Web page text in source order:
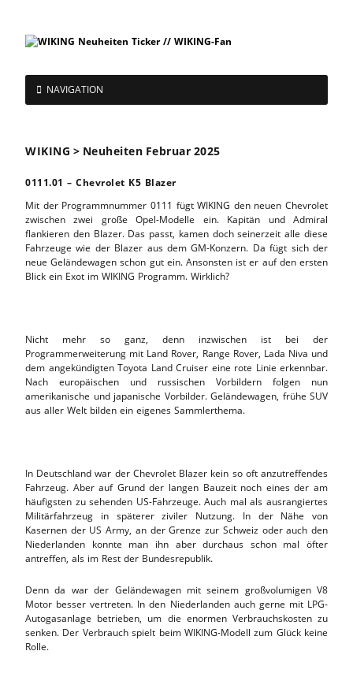
NAVIGATION
WIKING > Neuheiten Februar 2025
0111.01 – Chevrolet K5 Blazer
Mit der Programmnummer 0111 fügt WIKING den neuen Chevrolet
zwischen zwei große Opel-Modelle ein. Kapitän und Admiral
flankieren den Blazer. Das passt, kamen doch seinerzeit alle diese
Fahrzeuge wie der Blazer aus dem GM-Konzern. Da fügt sich der
neue Geländewagen schon gut ein. Ansonsten ist er auf den ersten
Blick ein Exot im WIKING Programm. Wirklich?
Nicht mehr so ganz, denn inzwischen ist bei der
Programmerweiterung mit Land Rover, Range Rover, Lada Niva und
dem angekündigten Toyota Land Cruiser eine rote Linie erkennbar.
Nach europäischen und russischen Vorbildern folgen nun
amerikanische und japanische Vorbilder. Geländewagen, frühe SUV
aus aller Welt bilden ein eigenes Sammlerthema.
In Deutschland war der Chevrolet Blazer kein so oft anzutreffendes
Fahrzeug. Aber auf Grund der langen Bauzeit noch eines der am
häufigsten zu sehenden US-Fahrzeuge. Auch mal als ausrangiertes
Militärfahrzeug in späterer ziviler Nutzung. In der Nähe von
Kasernen der US Army, an der Grenze zur Schweiz oder auch den
Niederlanden konnte man ihn aber durchaus schon mal öfter
antreffen, als im Rest der Bundesrepublik.
Denn da war der Geländewagen mit seinem großvolumigen V8
Motor besser vertreten. In den Niederlanden auch gerne mit LPG-
Autogasanlage betrieben, um die enormen Verbrauchskosten zu
senken. Der Verbrauch spielt beim WIKING-Modell zum Glück keine
Rolle.